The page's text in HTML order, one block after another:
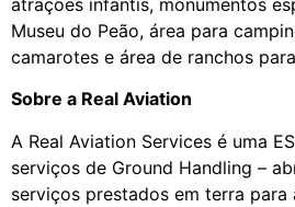
Museu do Peão, área para
camarotes e área de ranchos
Sobre a Real Aviation
A Real Aviation Services é uma
serviços de Ground Handling –
serviços prestados em terra para